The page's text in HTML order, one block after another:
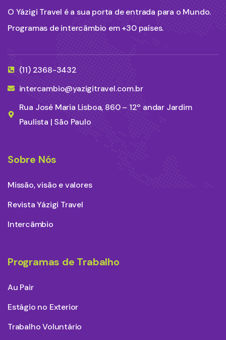
O Yázigi Travel é a sua porta de entrada para o Mundo.
Programas de intercâmbio em +30 países.
(11) 2368-3432
intercambio@yazigitravel.com.br
Rua José Maria Lisboa, 860 – 12º andar Jardim
Paulista | São Paulo
Sobre Nós
Missão, visão e valores
Revista Yázigi Travel
Intercâmbio
Programas de Trabalho
Au Pair
Estágio no Exterior
Trabalho Voluntário